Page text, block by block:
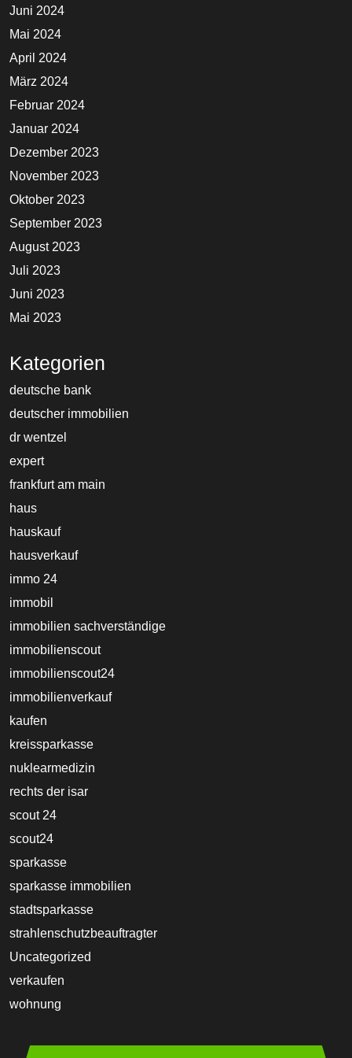
Juni 2024
Mai 2024
April 2024
März 2024
Februar 2024
Januar 2024
Dezember 2023
November 2023
Oktober 2023
September 2023
August 2023
Juli 2023
Juni 2023
Mai 2023
Kategorien
deutsche bank
deutscher immobilien
dr wentzel
expert
frankfurt am main
haus
hauskauf
hausverkauf
immo 24
immobil
immobilien sachverständige
immobilienscout
immobilienscout24
immobilienverkauf
kaufen
kreissparkasse
nuklearmedizin
rechts der isar
scout 24
scout24
sparkasse
sparkasse immobilien
stadtsparkasse
strahlenschutzbeauftragter
Uncategorized
verkaufen
wohnung